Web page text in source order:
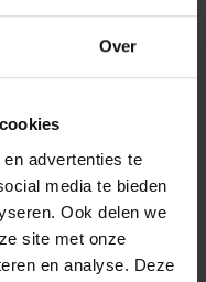
Over
advertenties te
media te bieden
Ook delen we
site met onze
en analyse. Deze
Oekraïense